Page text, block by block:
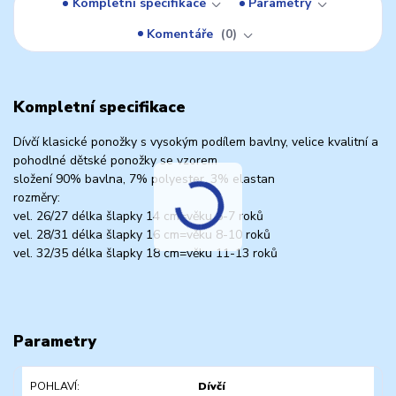
Komentáře
0
Kompletní specifikace
Dívčí klasické ponožky s vysokým podílem bavlny, velice kvalitní a
pohodlné dětské ponožky se vzorem
složení 90% bavlna, 7% polyester, 3% elastan
rozměry:
vel. 26/27 délka šlapky 14 cm=věku 5-7 roků
vel. 28/31 délka šlapky 16 cm=věku 8-10 roků
vel. 32/35 délka šlapky 18 cm=věku 11-13 roků
Parametry
POHLAVÍ Dívčí